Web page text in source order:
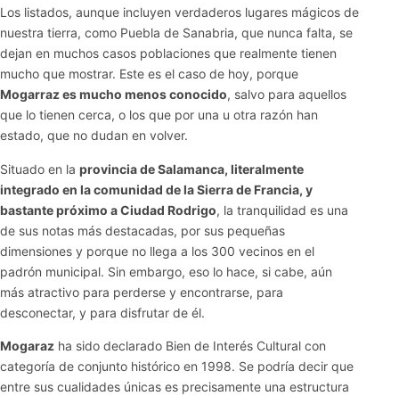
Los listados, aunque incluyen verdaderos lugares mágicos de
nuestra tierra, como Puebla de Sanabria, que nunca falta, se
dejan en muchos casos poblaciones que realmente tienen
mucho que mostrar. Este es el caso de hoy, porque
Mogarraz es mucho menos conocido, salvo para aquellos
que lo tienen cerca, o los que por una u otra razón han
estado, que no dudan en volver.
Situado en la provincia de Salamanca, literalmente
integrado en la comunidad de la Sierra de Francia, y
bastante próximo a Ciudad Rodrigo, la tranquilidad es una
de sus notas más destacadas, por sus pequeñas
dimensiones y porque no llega a los 300 vecinos en el
padrón municipal. Sin embargo, eso lo hace, si cabe, aún
más atractivo para perderse y encontrarse, para
desconectar, y para disfrutar de él.
Mogaraz ha sido declarado Bien de Interés Cultural con
categoría de conjunto histórico en 1998. Se podría decir que
entre sus cualidades únicas es precisamente una estructura